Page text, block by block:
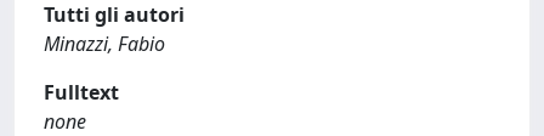
Tutti gli autori
Minazzi, Fabio
Fulltext
none